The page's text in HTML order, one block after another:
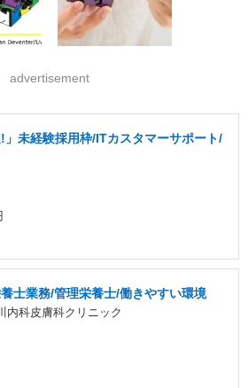
advertisement
!」未経験採用枠/ITカスタマーサポート/
士業務/管理栄養士/働きやすい環境
内科皮膚科クリニック